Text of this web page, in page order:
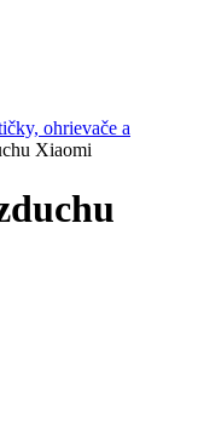
ohrievače a
Xiaomi